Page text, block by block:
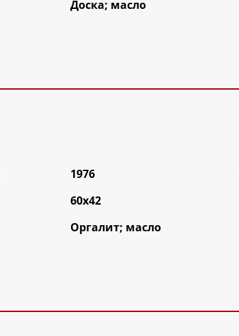
Доска; масло
1976
60х42
Оргалит; масло